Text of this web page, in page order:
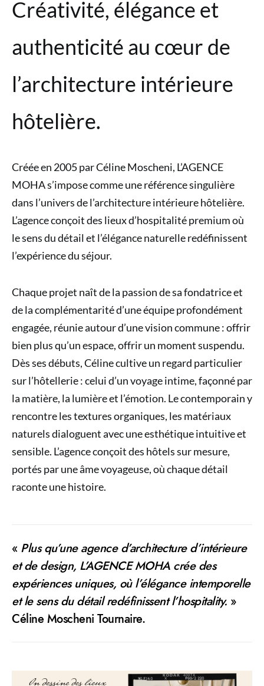
Créativité, élégance et
authenticité au cœur de
l’architecture intérieure
hôtelière.
Créée en 2005 par Céline Moscheni, L’AGENCE
MOHA s’impose comme une référence singulière
dans l’univers de l’architecture intérieure hôtelière.
L’agence conçoit des lieux d’hospitalité premium où
le sens du détail et l’élégance naturelle redéfinissent
l’expérience du séjour.
Chaque projet naît de la passion de sa fondatrice et
de la complémentarité d’une équipe profondément
engagée, réunie autour d’une vision commune : offrir
bien plus qu’un espace, offrir un moment suspendu.
Dès ses débuts, Céline cultive un regard particulier
sur l’hôtellerie : celui d’un voyage intime, façonné par
la matière, la lumière et l’émotion. Le contemporain y
rencontre les textures organiques, les matériaux
naturels dialoguent avec une esthétique intuitive et
sensible. L’agence conçoit des hôtels sur mesure,
portés par une âme voyageuse, où chaque détail
raconte une histoire.
« Plus qu’une agence d’architecture d’intérieure
et de design, L’AGENCE MOHA crée des
expériences uniques, où l’élégance intemporelle
et le sens du détail redéfinissent l’hospitality. »
Céline Moscheni Tournaire.